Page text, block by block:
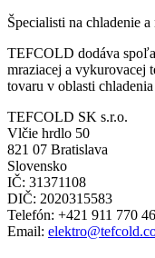
Špecialisti na chladenie a
TEFCOLD dodáva
mraziacej a vykurovacej
tovaru v oblasti
TEFCOLD SK s.r.o.
Vlčie hrdlo 50
821 07 Bratislava
Slovensko
IČ: 31371108
DIČ: 2020315583
Telefón: +421 911 770
Email: